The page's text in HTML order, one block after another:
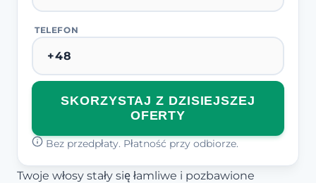
TELEFON
SKORZYSTAJ Z DZISIEJSZEJ
OFERTY
Bez przedpłaty. Płatność przy odbiorze.
Twoje włosy stały się łamliwe i pozbawione